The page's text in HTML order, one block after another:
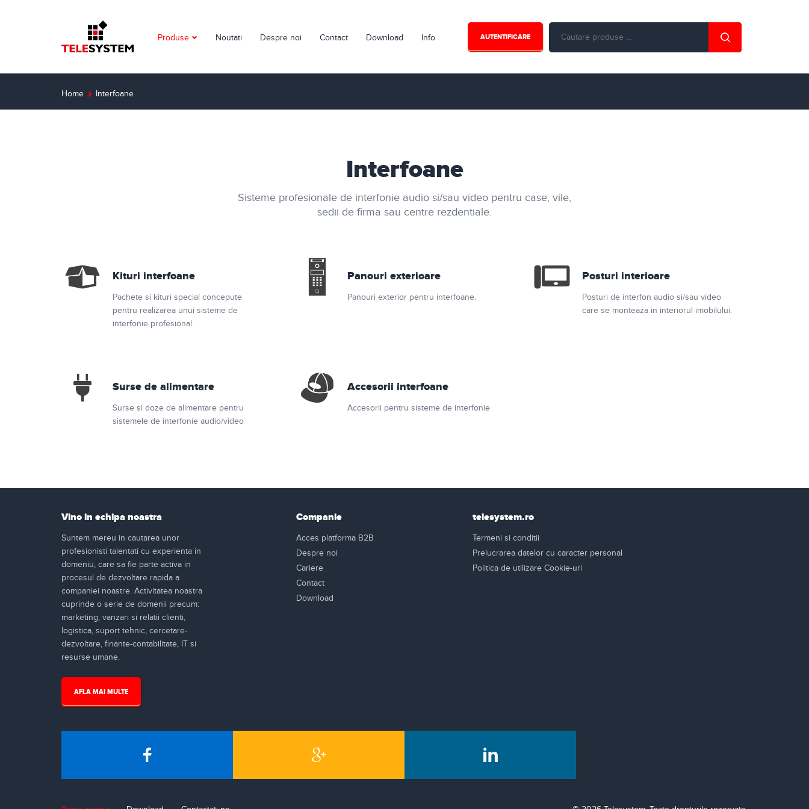
Produse
Retelistica
Cabluri si accesorii
Noutati Despre noi Contact Download Info AUTENTIFICARE
Home Interfoane
Interfoane
Sisteme profesionale de interfonie audio si/sau video pentru case, vile,
sedii de firma sau centre rezdentiale.
Kituri interfoane
Pachete si kituri special concepute
pentru realizarea unui sisteme de
interfonie profesional.
Panouri exterioare
Panouri exterior pentru interfoane.
Posturi interioare
Posturi de interfon audio si/sau video
care se monteaza in interiorul imobilului.
Surse de alimentare
Surse si doze de alimentare pentru
sistemele de interfonie audio/video
Accesorii interfoane
Accesorii pentru sisteme de interfonie
Vino in echipa noastra
Suntem mereu in cautarea unor
profesionisti talentati cu experienta in
domeniu, care sa fie parte activa in
procesul de dezvoltare rapida a
companiei noastre. Activitatea noastra
cuprinde o serie de domenii precum:
marketing, vanzari si relatii clienti,
logistica, suport tehnic, cercetare-
dezvoltare, finante-contabilitate, IT si
resurse umane.
AFLA MAI MULTE
Companie
Acces platforma B2B
Despre noi
Cariere
Contact
Download
telesystem.ro
Termeni si conditii
Prelucrarea datelor cu caracter personal
Politica de utilizare Cookie-uri